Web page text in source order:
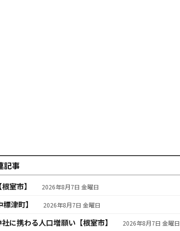
記事
室市】 2026年8月7日 金曜日
津町】 2026年8月7日 金曜日
携わる人口増願い【根室市】 2026年8月7日 金曜日